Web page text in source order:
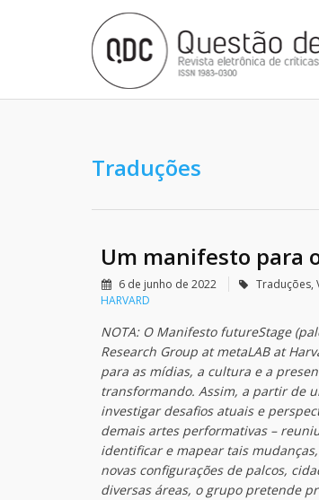
Traduções
Um manifesto para
6 de junho de 2022 Traduções,
HARVARD
NOTA: O Manifesto futureStage
Research Group at metaLAB at
para as mídias, a cultura e a
transformando. Assim, a partir de
investigar desafios atuais e
demais artes performativas –
identificar e mapear tais
novas configurações de palcos,
diversas áreas, o grupo pretende